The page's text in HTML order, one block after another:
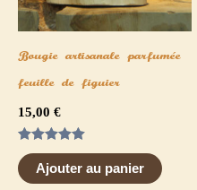
Bougie artisanale parfumée
feuille de figuier
15,00 €
Note
5.00
sur 5
Ajouter au panier